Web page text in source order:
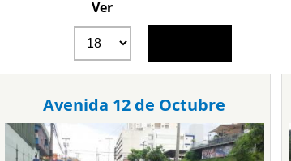
Ver
Avenida 12 de Octubre